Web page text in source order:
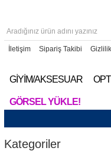
İletişim Sipariş Takibi
GİYİM/AKSESUAR
GÖRSEL YÜKLE!
Kategoriler